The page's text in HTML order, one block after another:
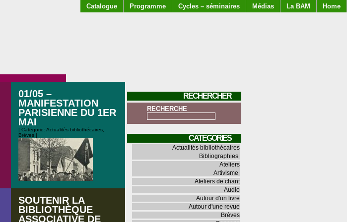
Home
La BAM
Médias
Cycles – séminaires
Programme
Catalogue
01/05 –
MANIFESTATION
PARISIENNE DU 1ER
MAI
| Catégorie: Actualités bibliothécaires
Brèves |
SOUTENIR LA
BIBLIOTHÈQUE
ASSOCIATIVE DE
RECHERCHER
RECHERCHE
CATÉGORIES
Actualités bibliothécaires
Bibliographies
Ateliers
Artivisme
Ateliers de chant
Audio
Autour d'un livre
Autour d'une revue
Brèves